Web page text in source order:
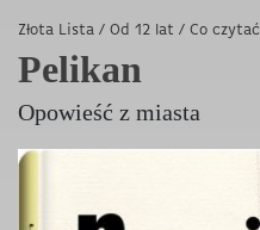
Złota Lista / Od 12 lat / Co czytać
Pelikan
Opowieść z miasta